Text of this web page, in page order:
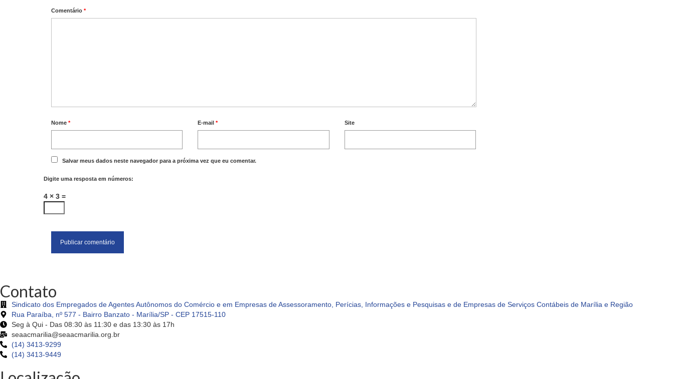
Comentário *
Nome * E-mail* Site
Salvar meus dados neste navegador para a próxima vez que eu comentar.
Digite uma resposta em números:
4 × 3 =
Contato
Sindicato dos Empregados de Agentes Autônomos do Comércio e em Empresas de Assessoramento, Perícias, Informações e Pesquisas e de Empresas de Serviços Contábeis de Marília e Região
Rua Paraíba, nº 577 - Bairro Banzato - Marília/SP - CEP 17515-110
Seg à Qui - Das 08:30 às 11:30 e das 13:30 às 17h
seaacmarilia@seaacmarilia.org.br
(14) 3413-9299
(14) 3413-9449